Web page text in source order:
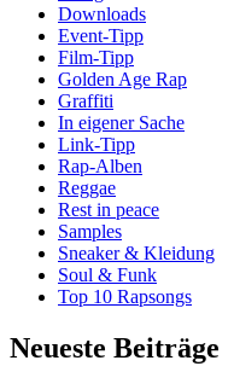
Downloads
Event-Tipp
Film-Tipp
Golden Age Rap
Graffiti
In eigener Sache
Link-Tipp
Rap-Alben
Reggae
Rest in peace
Samples
Sneaker & Kleidung
Soul & Funk
Top 10 Rapsongs
Neueste Beiträge